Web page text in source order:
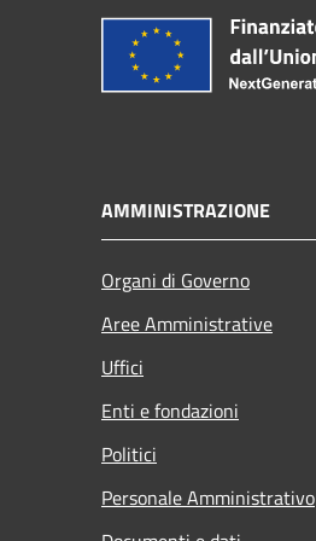
AMMINISTRAZIONE
Organi di Governo
Aree Amministrative
Uffici
Enti e fondazioni
Politici
Personale Amministrativo